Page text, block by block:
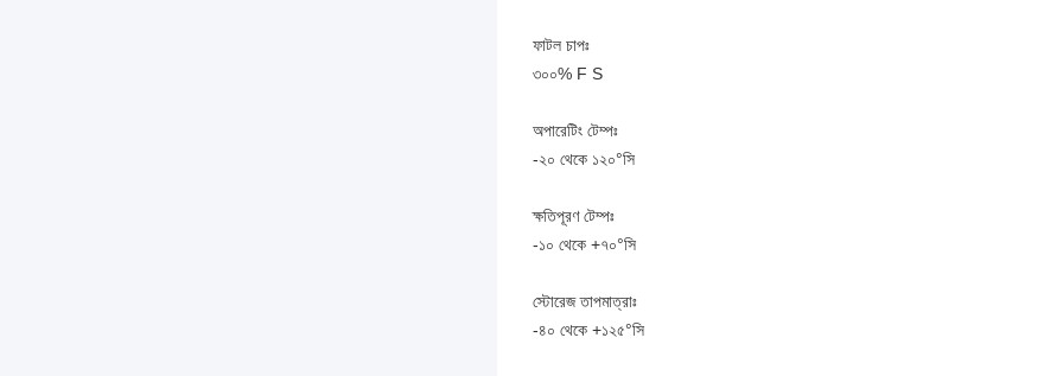
ফাটল চাপঃ
৩০০% F S
অপারেটিং টেম্পঃ
-২০ থেকে ১২০°সি
ক্ষতিপূরণ টেম্পঃ
-১০ থেকে +৭০°সি
স্টোরেজ তাপমাত্রাঃ
-৪০ থেকে +১২৫°সি